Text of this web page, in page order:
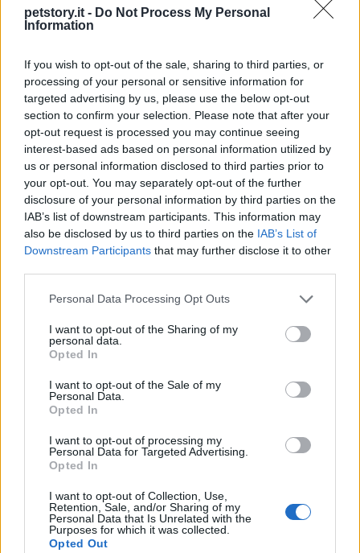
petstory.it - Do Not Process My Personal
Information
If you wish to opt-out of the sale, sharing to third parties, or
processing of your personal or sensitive information for
targeted advertising by us, please use the below opt-out
section to confirm your selection. Please note that after your
opt-out request is processed you may continue seeing
interest-based ads based on personal information utilized by
us or personal information disclosed to third parties prior to
your opt-out. You may separately opt-out of the further
disclosure of your personal information by third parties on the
IAB’s list of downstream participants. This information may
also be disclosed by us to third parties on the IAB’s List of
Downstream Participants that may further disclose it to other
Please note that this website/app uses one or more Google
not limited to your visit or usage behaviour. You may click to
grant or deny consent to Google and its third-party tags to
use your data for below specified purposes in below Google
consent section.
Personal Data Processing Opt Outs
I want to opt-out of the Sharing of my
personal data.
Opted In
I want to opt-out of the Sale of my
Personal Data.
Opted In
I want to opt-out of processing my
Personal Data for Targeted Advertising.
Opted In
I want to opt-out of Collection, Use,
Retention, Sale, and/or Sharing of my
Personal Data that Is Unrelated with the
Purposes for which it was collected.
Opted Out
integrazioni specifiche, fitoterapici e tecniche
complementari come il massaggio o la fisioterapia,
qualificati. Questi approcci mirano a ridurre la
tensione, migliorare la circolazione e favorire il
rilassamento. È importante utilizzare prodotti di
qualità e valutare l’effetto sul singolo animale,
evitando l’automedicazione e consultando il
veterinario in caso di dubbi.
Quando consultare il veterinario
rivolgersi al veterinario per escludere cause
mediche o per valutare terapie complementari.
Interventi farmacologici o piani terapeutici specifici
possono essere necessari in casi gravi, ma la
diagnosi professionale garantisce un approccio
è il benessere del cavallo: una gestione informata e
attenta migliora la qualità della vita dell’animale e la
convivenza con chi se ne prende cura.